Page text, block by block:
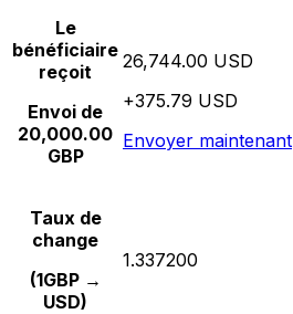
Le
bénéficiaire
reçoit
Envoi de
20,000.00
GBP
26,744.00 USD
+375.79 USD
Envoyer maintenant
Taux de
change
(1GBP →
USD)
1.337200